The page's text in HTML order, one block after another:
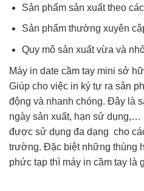
Sản phẩm sản xuất theo
Sản phẩm thường xuyên
Quy mô sản xuất vừa và
Máy in date cầm tay mini sở
Giúp cho việc in ký tự ra sản
động và nhanh chóng. Đây là
ngày sản xuất, hạn sử dụng,…
được sử dụng đa dạng cho
trường. Đặc biệt những thùng
phức tạp thì máy in cầm tay là